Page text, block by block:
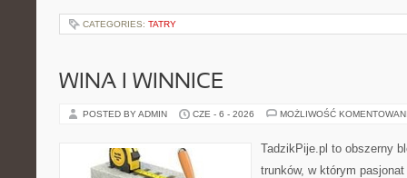
CATEGORIES: TATRY
WINA I WINNICE
POSTED BY ADMIN CZE - 6 - 2026 MOŻLIWOŚĆ
TadzikPije.pl to obszerny
trunków, w którym